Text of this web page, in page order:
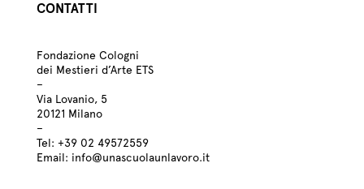
CONTATTI
Fondazione Cologni
dei Mestieri d’Arte ETS
–
Via Lovanio, 5
20121 Milano
–
Tel: +3902 49572559
Email: info@unascuolaunlavoro.it